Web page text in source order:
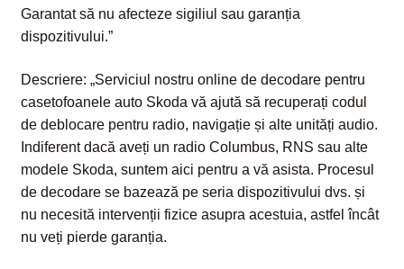
Garantat să nu afecteze sigiliul sau garanția
dispozitivului.”
Descriere: „Serviciul nostru online de decodare pentru
casetofoanele auto Skoda vă ajută să recuperați codul
de deblocare pentru radio, navigație și alte unități audio.
Indiferent dacă aveți un radio Columbus, RNS sau alte
modele Skoda, suntem aici pentru a vă asista. Procesul
de decodare se bazează pe seria dispozitivului dvs. și
nu necesită intervenții fizice asupra acestuia, astfel încât
nu veți pierde garanția.